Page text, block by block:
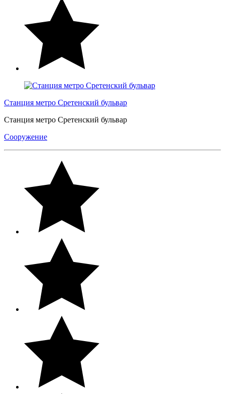
Станция метро Сретенский бульвар
Станция метро Сретенский бульвар
Сооружение